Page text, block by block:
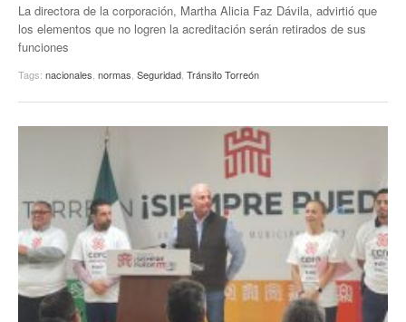
LA MEJOR INFORMACIÓN
La directora de la corporación, Martha Alicia Faz Dávila, advirtió que
los elementos que no logren la acreditación serán retirados de sus
funciones
Tags: nacionales normas Seguridad Tránsito Torreón